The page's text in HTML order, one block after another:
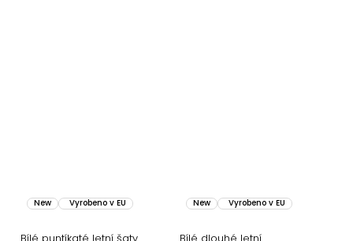
New Vyrobeno v EU New Vyrobeno v EU